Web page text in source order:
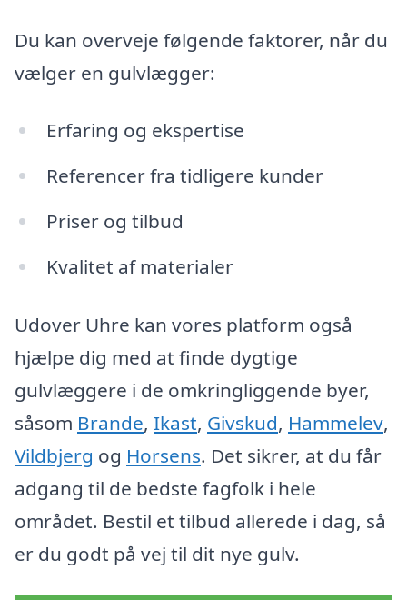
Du kan overveje følgende faktorer, når du
vælger en gulvlægger:
Erfaring og ekspertise
Referencer fra tidligere kunder
Priser og tilbud
Kvalitet af materialer
Udover Uhre kan vores platform også
hjælpe dig med at finde dygtige
gulvlæggere i de omkringliggende byer,
såsom Brande, Ikast, Givskud, Hammelev,
Vildbjerg og Horsens. Det sikrer, at du får
adgang til de bedste fagfolk i hele
området. Bestil et tilbud allerede i dag, så
er du godt på vej til dit nye gulv.